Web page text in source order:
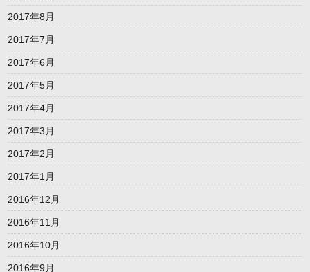
2017年8月
2017年7月
2017年6月
2017年5月
2017年4月
2017年3月
2017年2月
2017年1月
2016年12月
2016年11月
2016年10月
2016年9月